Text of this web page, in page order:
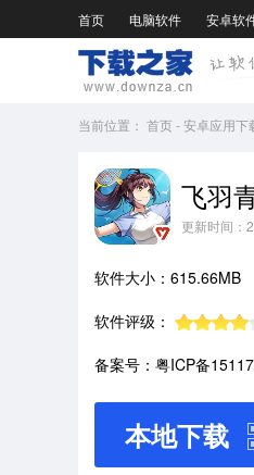
首页 电脑软件 安卓软
当前位置： 首页-安卓应用下
飞羽
更新时间：
软件大小：615.66MB
软件评级：
备案号：粤ICP备
本地下载